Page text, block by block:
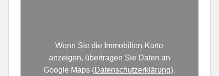
Wenn Sie die Immobilien-Karte
anzeigen, übertragen Sie Daten an
Google Maps (Datenschutzerklärung).